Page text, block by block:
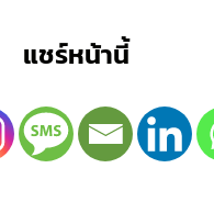
แชร์หน้านี้